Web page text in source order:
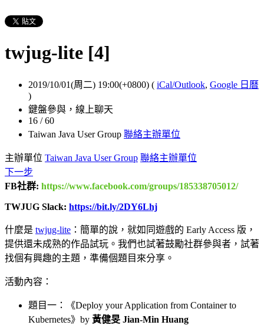
twjug-lite [4]
2019/10/01(周二) 19:00(+0800) ( iCal/Outlook, Google 日曆
)
鍵盤參與，線上聊天
16 / 60
Taiwan Java User Group 聯絡主辦單位
主辦單位 Taiwan Java User Group 聯絡主辦單位
下一步
FB社群: https://www.facebook.com/groups/185338705012/
TWJUG Slack: https://bit.ly/2DY6Lhj
什麼是 twjug-lite ：簡單的說，就如同遊戲的 Early Access 版，
提供還未成熟的作品試玩。我們也試著鼓勵社群參與者，試著
找個有興趣的主題，準備個題目來分享。
活動內容：
題目一：《Deploy your Application from Container to
Kubernetes》by 黃健旻 Jian-Min Huang